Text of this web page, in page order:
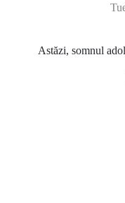
Astăzi, somnul
fiziologică specifică
o problemă de